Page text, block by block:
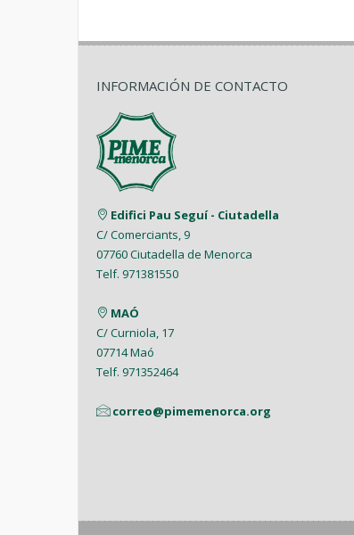
INFORMACIÓN DE CONTACTO
Edifici Pau Seguí - Ciutadella
C/ Comerciants, 9
07760 Ciutadella de Menorca
Telf. 971381550
MAÓ
C/ Curniola, 17
07714 Maó
Telf. 971352464
correo@pimemenorca.org